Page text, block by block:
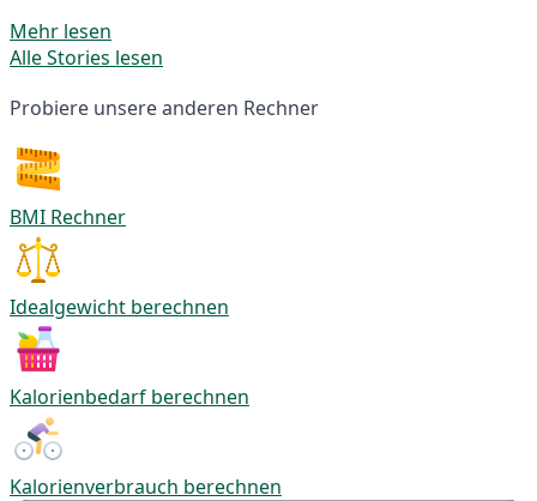
Mehr lesen
Alle Stories lesen
Probiere unsere anderen Rechner
BMI Rechner
Idealgewicht berechnen
Kalorienbedarf berechnen
Kalorienverbrauch berechnen